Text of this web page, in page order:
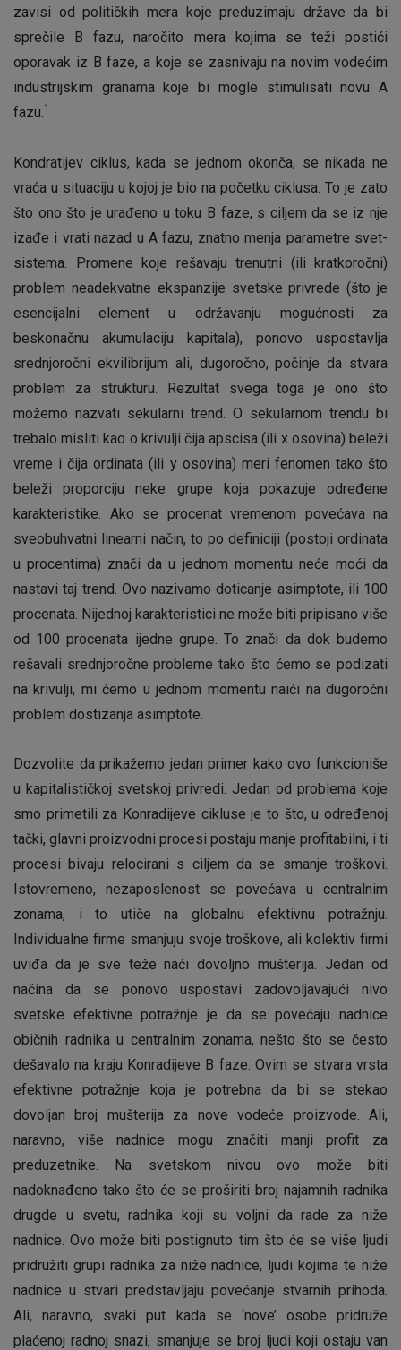
zavisi od političkih mera koje preduzimaju države da bi
sprečile B fazu, naročito mera kojima se teži postići
oporavak iz B faze, a koje se zasnivaju na novim vodećim
industrijskim granama koje bi mogle stimulisati novu A
fazu.1
Kondratijev ciklus, kada se jednom okonča, se nikada ne
vraća u situaciju u kojoj je bio na početku ciklusa. To je zato
što ono što je urađeno u toku B faze, s ciljem da se iz nje
izađe i vrati nazad u A fazu, znatno menja parametre svet-
sistema. Promene koje rešavaju trenutni (ili kratkoročni)
problem neadekvatne ekspanzije svetske privrede (što je
esencijalni element u održavanju mogućnosti za
beskonačnu akumulaciju kapitala), ponovo uspostavlja
srednjoročni ekvilibrijum ali, dugoročno, počinje da stvara
problem za strukturu. Rezultat svega toga je ono što
možemo nazvati sekularni trend. O sekularnom trendu bi
trebalo misliti kao o krivulji čija apscisa (ili x osovina) beleži
vreme i čija ordinata (ili y osovina) meri fenomen tako što
beleži proporciju neke grupe koja pokazuje određene
karakteristike. Ako se procenat vremenom povećava na
sveobuhvatni linearni način, to po definiciji (postoji ordinata
u procentima) znači da u jednom momentu neće moći da
nastavi taj trend. Ovo nazivamo doticanje asimptote, ili 100
procenata. Nijednoj karakteristici ne može biti pripisano više
od 100 procenata ijedne grupe. To znači da dok budemo
rešavali srednjoročne probleme tako što ćemo se podizati
na krivulji, mi ćemo u jednom momentu naići na dugoročni
problem dostizanja asimptote.
Dozvolite da prikažemo jedan primer kako ovo funkcioniše
u kapitalističkoj svetskoj privredi. Jedan od problema koje
smo primetili za Konradijeve cikluse je to što, u određenoj
tački, glavni proizvodni procesi postaju manje profitabilni, i ti
procesi bivaju relocirani s ciljem da se smanje troškovi.
Istovremeno, nezaposlenost se povećava u centralnim
zonama, i to utiče na globalnu efektivnu potražnju.
Individualne firme smanjuju svoje troškove, ali kolektiv firmi
uviđa da je sve teže naći dovoljno mušterija. Jedan od
načina da se ponovo uspostavi zadovoljavajući nivo
svetske efektivne potražnje je da se povećaju nadnice
običnih radnika u centralnim zonama, nešto što se često
dešavalo na kraju Konradijeve B faze. Ovim se stvara vrsta
efektivne potražnje koja je potrebna da bi se stekao
dovoljan broj mušterija za nove vodeće proizvode. Ali,
naravno, više nadnice mogu značiti manji profit za
preduzetnike. Na svetskom nivou ovo može biti
nadoknađeno tako što će se proširiti broj najamnih radnika
drugde u svetu, radnika koji su voljni da rade za niže
nadnice. Ovo može biti postignuto tim što će se više ljudi
pridružiti grupi radnika za niže nadnice, ljudi kojima te niže
nadnice u stvari predstavljaju povećanje stvarnih prihoda.
Ali, naravno, svaki put kada se ‘nove’ osobe pridruže
plaćenoj radnoj snazi, smanjuje se broj ljudi koji ostaju van